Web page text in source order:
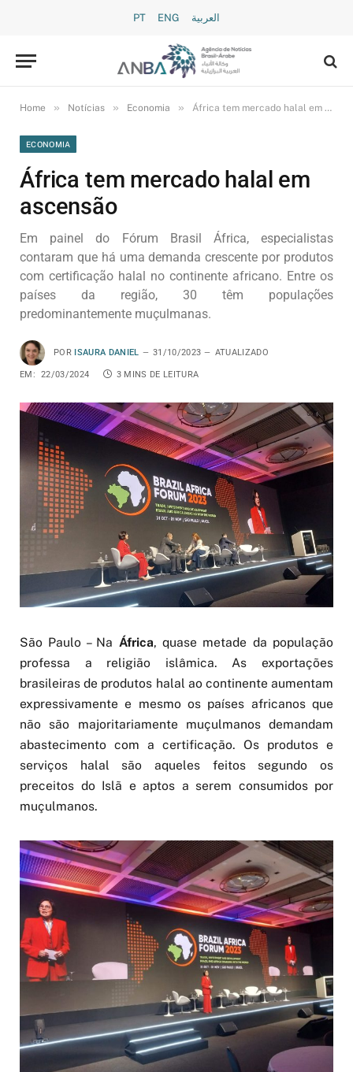
PT ENG العربية
Home » Notícias » Economia » África tem mercado halal em ascensão
ECONOMIA
África tem mercado halal em
ascensão
Em painel do Fórum Brasil África, especialistas
contaram que há uma demanda crescente por produtos
com certificação halal no continente africano. Entre os
países da região, 30 têm populações
predominantemente muçulmanas.
POR ISAURA DANIEL 31/10/2023 ATUALIZADO
EM: 22/03/2024 3 MINS DE LEITURA
São Paulo – Na África, quase metade da população
professa a religião islâmica. As exportações
brasileiras de produtos halal ao continente aumentam
expressivamente e mesmo os países africanos que
não são majoritariamente muçulmanos demandam
abastecimento com a certificação. Os produtos e
serviços halal são aqueles feitos segundo os
preceitos do Islã e aptos a serem consumidos por
muçulmanos.